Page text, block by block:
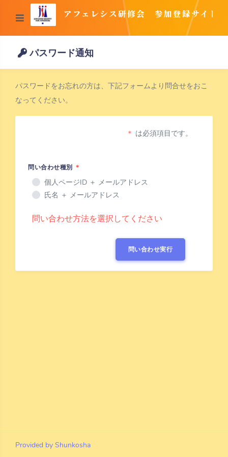
アフェレシス研修会 参加登録サイト
パスワード通知
パスワードをお忘れの方は、下記フォームより問合せをおこ
なってください。
＊ は必須項目です。
問い合わせ種別 ＊
個人ページID ＋ メールアドレス
氏名 ＋ メールアドレス
問い合わせ方法を選択してください
問い合わせ実行
Provided by Shunkosha